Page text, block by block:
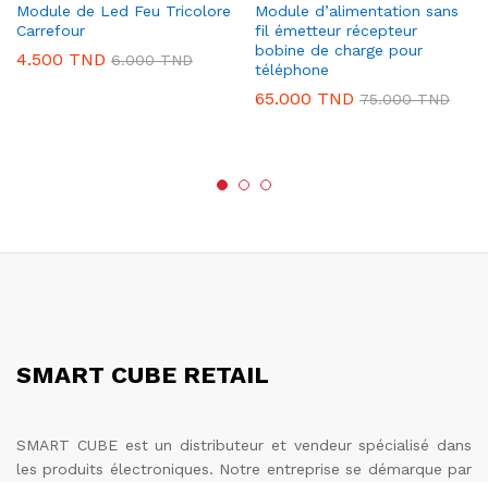
Module de Led Feu Tricolore
Carrefour
4.500 TND 6.000TND
Module d’alimentation sans
fil émetteur récepteur
bobine de charge pour
téléphone
65.000 TND 75.000TND
SMART CUBE RETAIL
SMART CUBE est un distributeur et vendeur spécialisé dans
les produits électroniques. Notre entreprise se démarque par